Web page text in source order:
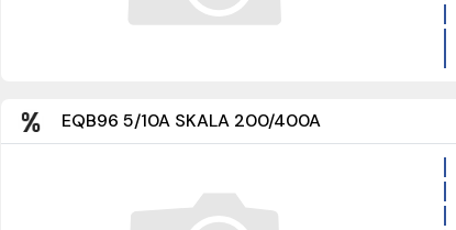
EQB96 5/10A SKALA 200/400A